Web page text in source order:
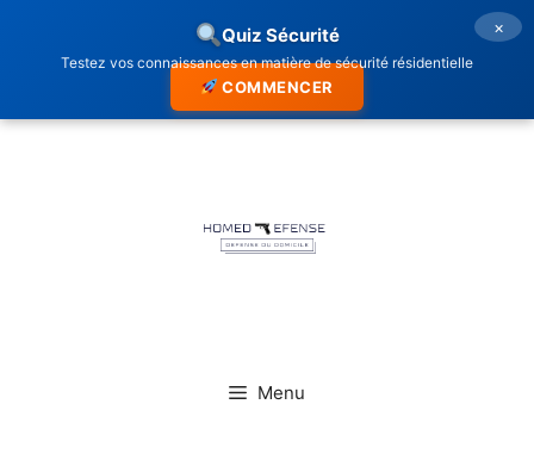
Quiz Sécurité
Testez vos connaissances en matière de sécurité résidentielle
COMMENCER
×
Aller
Menu